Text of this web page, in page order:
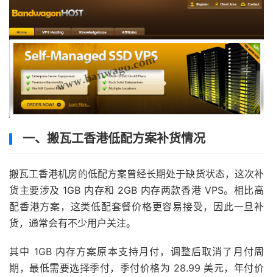
一、搬瓦工香港低配方案补货情况
搬瓦工香港机房的低配方案曾经长期处于缺货状态，这次补
货主要涉及 1GB 内存和 2GB 内存两款香港 VPS。相比高
配香港方案，这类低配套餐价格更容易接受，因此一旦补
货，通常会有不少用户关注。
其中 1GB 内存方案原本支持月付，调整后取消了月付周
期，最低需要选择季付，季付价格为 28.99 美元，年付价